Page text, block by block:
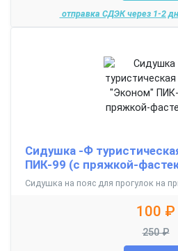
отправка СДЭК через 1-2
Сидушка -Ф
ПИК-99 (с пряжкой-
Сидушка на пояс для прогулок на
100 ₽
250 ₽